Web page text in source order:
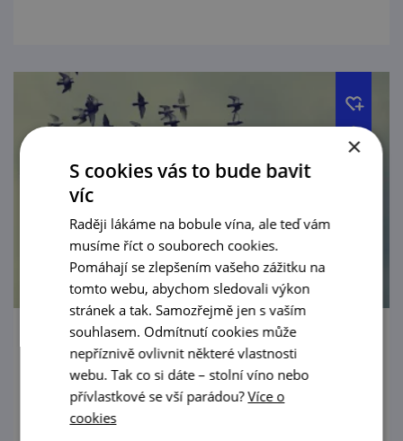
Poklady královského města – prohlídky
pro rodiny s dětmi
19. 8. '26
×
S cookies vás to bude bavit
víc
Raději lákáme na bobule vína, ale teď vám
musíme říct o souborech cookies.
Pomáhají se zlepšením vašeho zážitku na
tomto webu, abychom sledovali výkon
stránek a tak. Samozřejmě jen s vaším
souhlasem. Odmítnutí cookies může
nepříznivě ovlivnit některé vlastnosti
webu. Tak co si dáte – stolní víno nebo
přívlastkové se vší parádou?Více o
cookies